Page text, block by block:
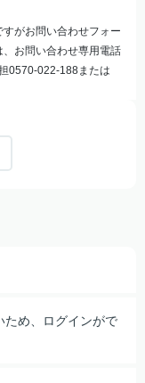
がお問い合わせフォー
、お問い合わせ専用電話
0570-022-188または
ため、ログインがで